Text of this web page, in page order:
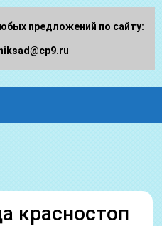
красностоп
предложений по сайту: